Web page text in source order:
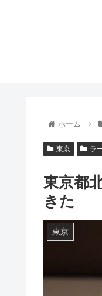
ホーム
東京 ラ
東京都
きた
東京